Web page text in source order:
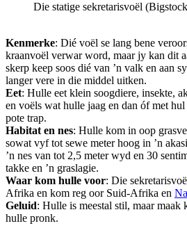
Die statige sekretarisvoël
Kenmerke: Dié voël se lang bene
kraanvoël verwar word, maar jy kan dit
skerp keep soos dié van ’n valk en aan
langer vere in die middel uitken.
Eet: Hulle eet klein soogdiere, insekte,
en voëls wat hulle jaag en dan óf met
pote trap.
Habitat en nes: Hulle kom in oop
sowat vyf tot sewe meter hoog in ’n
’n nes van tot 2,5 meter wyd en 30
takke en ’n graslagie.
Waar kom hulle voor: Die
Afrika en kom reg oor Suid-Afrika en
Geluid: Hulle is meestal stil, maar maak
hulle pronk.